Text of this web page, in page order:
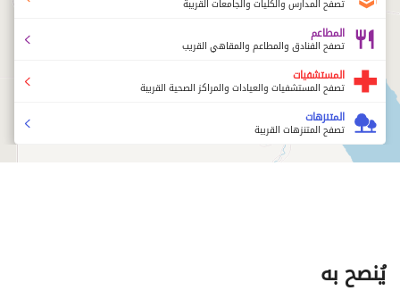
المطاعم
تصفح الفنادق والمطاعم والمقاهي القريب
المستشفيات
تصفح المستشفيات والعيادات والمراكز الصحية القريبة
المتنزهات
تصفح المتنزهات القريبة
يُنصح به